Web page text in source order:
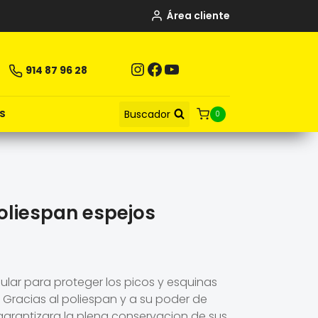
Área cliente
914 87 96 28 Instagram
Facebook
YouTube
Buscador 0
espejos
para proteger los picos y esquinas
al poliespan y a su poder de